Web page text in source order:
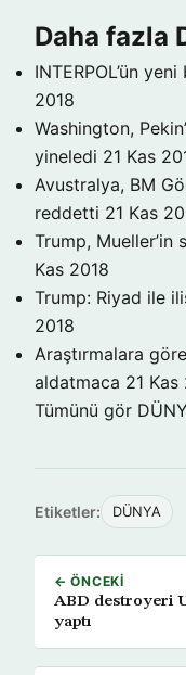
Daha fazla
INTERPOL’ün
2018
Washington,
yineledi 21 Kas
Avustralya, BM
reddetti 21 Kas
Trump, Mueller’in
Kas 2018
Trump: Riyad ile
2018
Araştırmalara
aldatmaca 21 Kas
Tümünü gör
Etiketler: DÜNYA
← ÖNCEKI
ABD destroyeri
yaptı